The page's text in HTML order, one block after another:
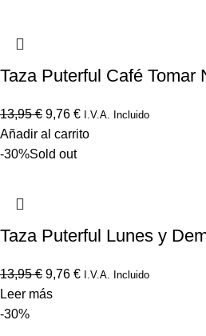
Taza Puterful Café Tomar
13,95€ 9,76 € I.V.A. Incluido
Añadir al carrito
-30%Sold out
Taza Puterful Lunes y
13,95€ 9,76 € I.V.A. Incluido
Leer más
-30%